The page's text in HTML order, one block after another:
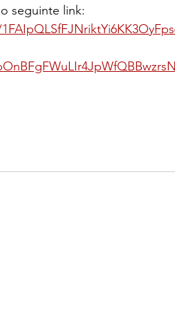
seguinte link: